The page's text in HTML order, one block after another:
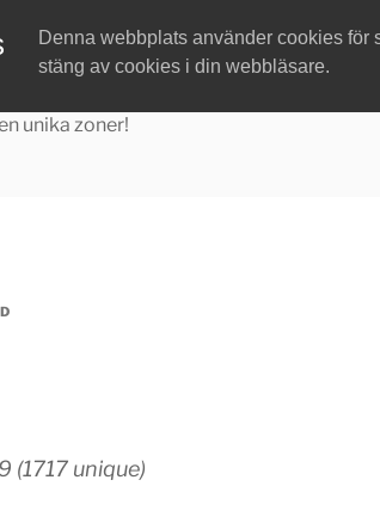
Denna webbplats använder cookies för
stäng av cookies i din webbläsare.
unika zoner!
(1717 unique)